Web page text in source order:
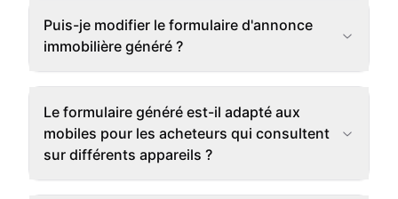
Puis-je modifier le formulaire d'annonce
immobilière généré ?
Le formulaire généré est-il adapté aux
mobiles pour les acheteurs qui consultent
sur différents appareils ?